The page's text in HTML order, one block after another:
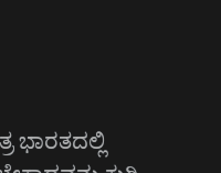
ಭಾರತದಲ್ಲಿ